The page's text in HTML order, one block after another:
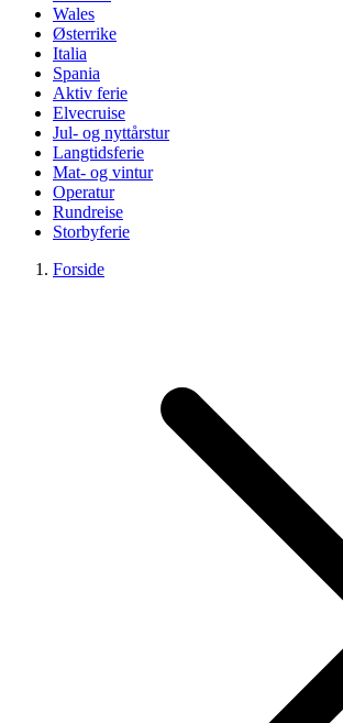
Wales
Østerrike
Italia
Spania
Aktiv ferie
Elvecruise
Jul- og nyttårstur
Langtidsferie
Mat- og vintur
Operatur
Rundreise
Storbyferie
Forside